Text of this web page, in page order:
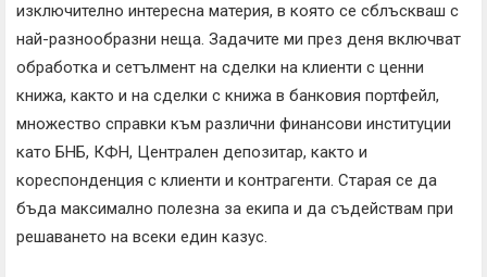
изключително интересна материя, в която се сблъскваш с
най-разнообразни неща. Задачите ми през деня включват
обработка и сетълмент на сделки на клиенти с ценни
книжа, както и на сделки с книжа в банковия портфейл,
множество справки към различни финансови институции
като БНБ, КФН, Централен депозитар, както и
кореспонденция с клиенти и контрагенти. Старая се да
бъда максимално полезна за екипа и да съдействам при
решаването на всеки един казус.